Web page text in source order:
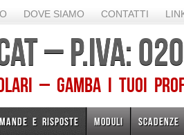
DOVE SIAMO CONTATTI
– P.IVA:
– Gamba I TUOI
E RISPOSTE MODULI SCADENZE